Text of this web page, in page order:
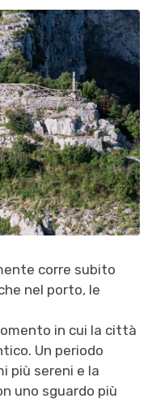
corre subito
nel porto, le
in cui la città
Un periodo
più sereni e la
uno sguardo più